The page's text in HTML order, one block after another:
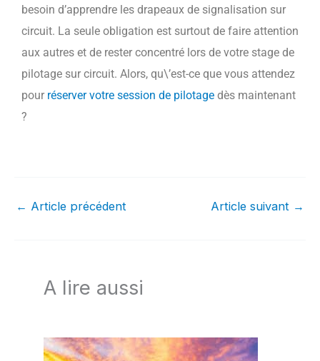
besoin d’apprendre les drapeaux de signalisation sur
circuit. La seule obligation est surtout de faire attention
aux autres et de rester concentré lors de votre stage de
pilotage sur circuit. Alors, qu\’est-ce que vous attendez
pour réserver votre session de pilotage dès maintenant
?
← Article précédent Article suivant →
A lire aussi